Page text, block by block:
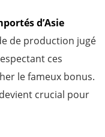
d’Asie
de production jugé
ces
le fameux bonus.
crucial pour